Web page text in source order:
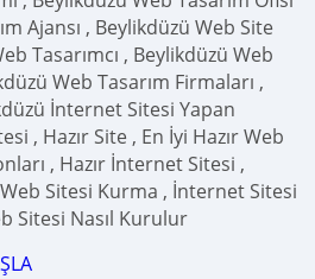
Ajansı , Beylikdüzü Web Site
Tasarımcı , Beylikdüzü Web
Web Tasarım Firmaları ,
İnternet Sitesi Yapan
, Hazır Site , En İyi Hazır Web
, Hazır İnternet Sitesi ,
Sitesi Kurma , İnternet Sitesi
Sitesi Nasıl Kurulur